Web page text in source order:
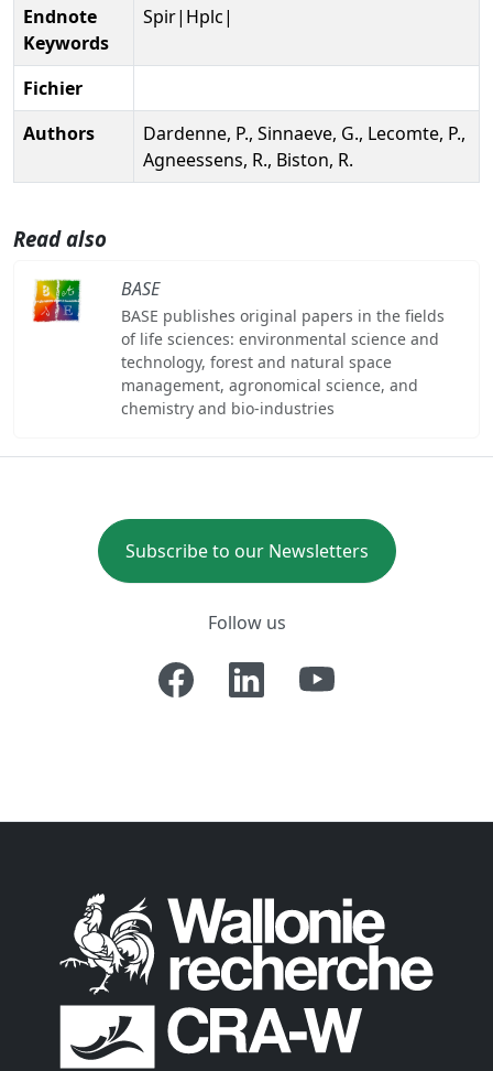
Endnote
Keywords
Spir|Hplc|
Fichier
Authors
Dardenne, P., Sinnaeve, G., Lecomte, P.,
Agneessens, R., Biston, R.
Read also
BASE
BASE publishes original papers in the fields
of life sciences: environmental science and
technology, forest and natural space
management, agronomical science, and
chemistry and bio-industries
Subscribe to our Newsletters
Follow us